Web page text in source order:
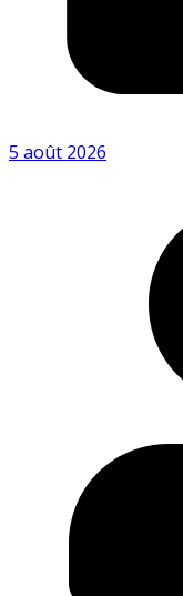
5 août 2026